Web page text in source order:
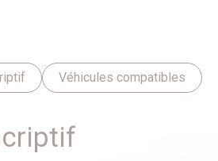
Véhicules compatibles